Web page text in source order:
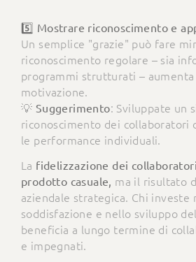
5️⃣ Mostrare riconoscimento e
Un semplice "grazie" può fare
riconoscimento regolare – sia
programmi strutturati –
motivazione.
💡 Suggerimento: Sviluppate un
riconoscimento dei collaboratori
le performance individuali.
La fidelizzazione dei
prodotto casuale, ma il risultato
aziendale strategica. Chi investe
soddisfazione e nello sviluppo
beneficia a lungo termine di
e impegnati.